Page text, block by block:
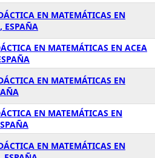
EN MATEMÁTICAS EN
ESPAÑA
EN MATEMÁTICAS EN ACEA
EN MATEMÁTICAS EN
EN MATEMÁTICAS EN
EN MATEMÁTICAS EN